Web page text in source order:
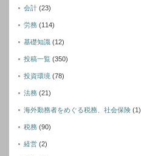
会計 (23)
労務 (114)
基礎知識 (12)
投稿一覧 (350)
投資環境 (78)
法務 (21)
海外勤務者をめぐる税務、社会保険 (1)
税務 (90)
経営 (2)